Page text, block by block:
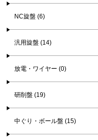
NC旋盤 (6)
汎用旋盤 (14)
放電・ワイヤー (0)
研削盤 (19)
中ぐり・ボール盤 (15)